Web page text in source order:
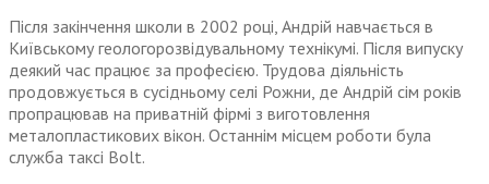
Після закінчення школи в 2002 році, Андрій навчається в
Київському геологорозвідувальному технікумі. Після випуску
деякий час працює за професією. Трудова діяльність
продовжується в сусідньому селі Рожни, де Андрій сім років
пропрацював на приватній фірмі з виготовлення
металопластикових вікон. Останнім місцем роботи була
служба таксі Bolt.